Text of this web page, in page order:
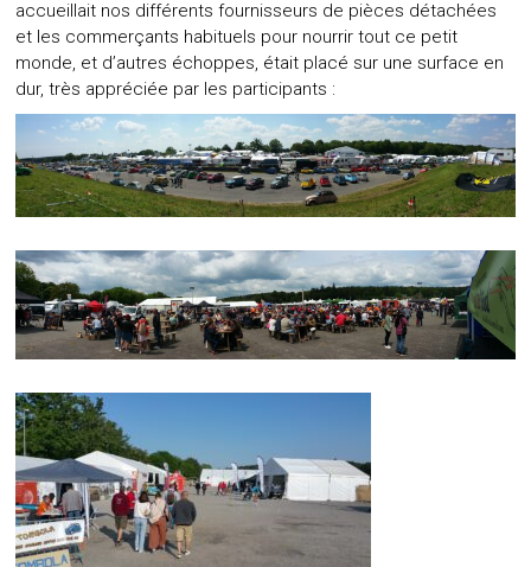
accueillait nos différents fournisseurs de pièces détachées
et les commerçants habituels pour nourrir tout ce petit
monde, et d’autres échoppes, était placé sur une surface en
dur, très appréciée par les participants :